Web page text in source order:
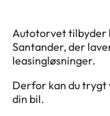
Autotorvet tilbyder
Santander, der
leasingløsninger.
Derfor kan du
din bil.